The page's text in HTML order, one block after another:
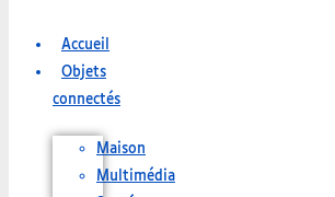
Accueil
Objets
connectés
Maison
Multimédia